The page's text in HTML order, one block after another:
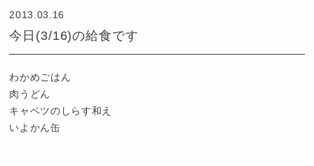
2013.03.16
今日(3/16)の給食です
わかめごはん
肉うどん
キャベツのしらす和え
いよかん缶